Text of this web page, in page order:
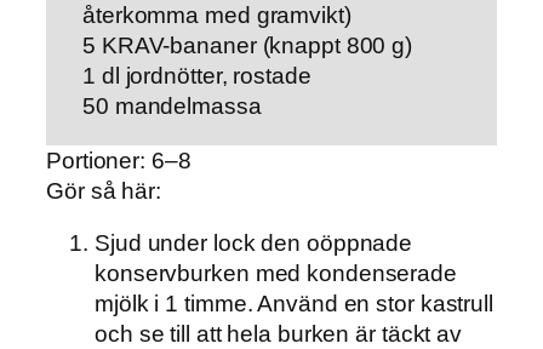
återkomma med gramvikt)
5 KRAV-bananer (knappt 800 g)
1 dl jordnötter, rostade
50 mandelmassa
Portioner: 6–8
Gör så här:
Sjud under lock den oöppnade
konservburken med kondenserade
mjölk i 1 timme. Använd en stor kastrull
och se till att hela burken är täckt av